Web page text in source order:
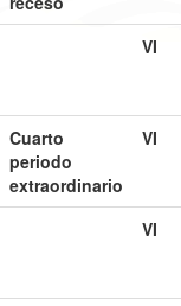
VI
Cuarto
periodo
extraordinario
VI
VI